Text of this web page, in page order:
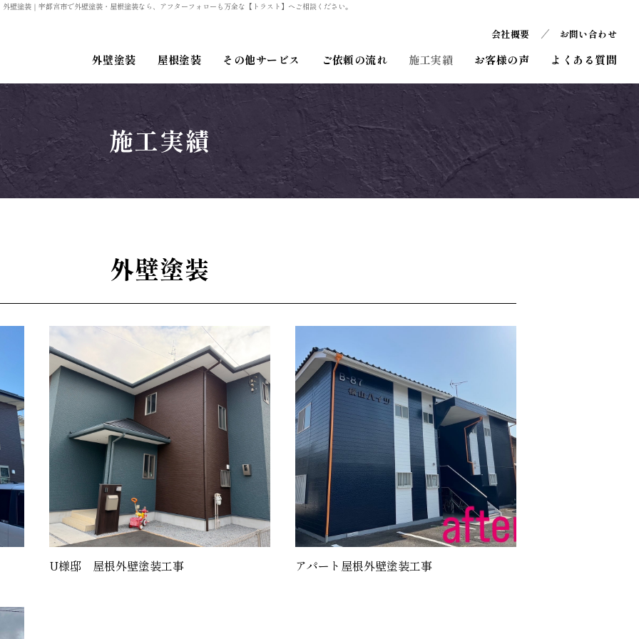
外壁塗装 ｜宇都宮市で外壁塗装・屋根塗装なら、アフターフォローも万全な【トラスト】へご相談ください。
会社概要 お問い合わせ
外壁塗装 屋根塗装 その他サービス ご依頼の流れ 施工実績
外壁塗装
その他
お客様の声 よくある質問
施工実績
外壁塗装
U様邸 屋根外壁塗装工事 アパート屋根外壁塗装工事